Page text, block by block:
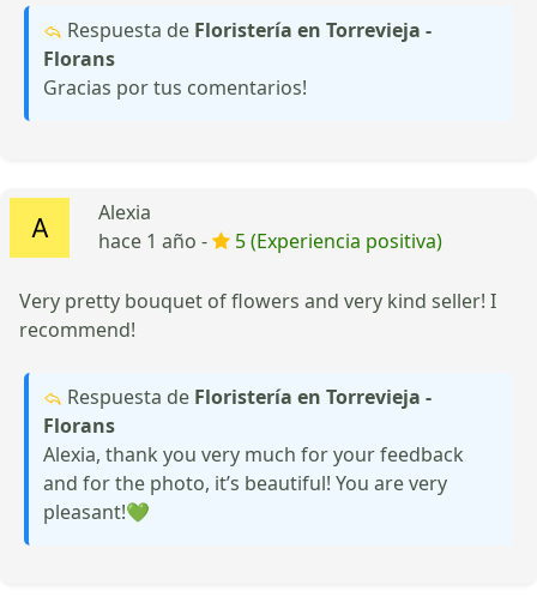
Respuesta de Floristería en Torrevieja -
Florans
Gracias por tus comentarios!
Alexia
hace 1 año -
5 (Experiencia positiva)
Very pretty bouquet of flowers and very kind seller! I
recommend!
Respuesta de Floristería en Torrevieja -
Florans
Alexia, thank you very much for your feedback
and for the photo, it’s beautiful! You are very
pleasant!💚